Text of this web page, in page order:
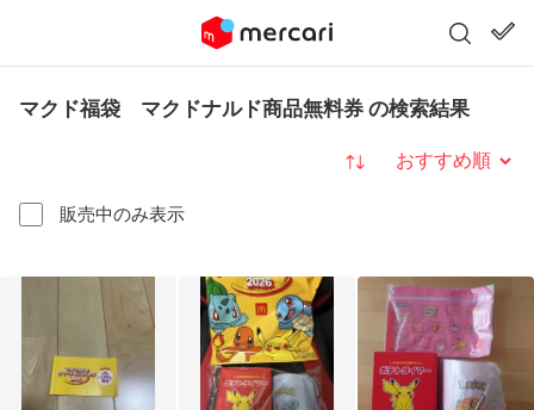
マクド福袋 マクドナルド商品無料券 の検索結果
販売中のみ表示
並び替え